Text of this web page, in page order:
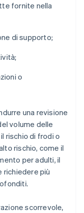
fornite nella
di supporto;
o
una revisione
volume delle
rischio di frodi o
rischio, come il
per adulti, il
più
scorrevole,